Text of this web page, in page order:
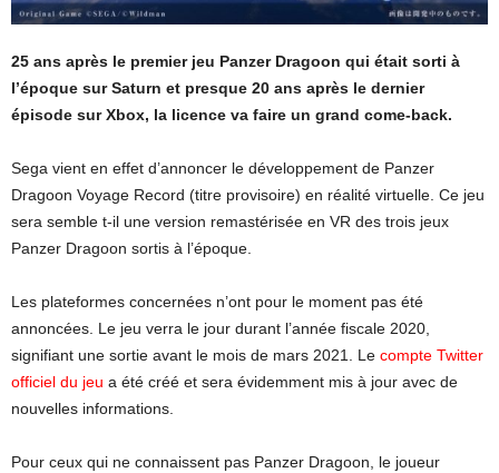
25 ans après le premier jeu Panzer Dragoon qui était sorti à
l’époque sur Saturn et presque 20 ans après le dernier
épisode sur Xbox, la licence va faire un grand come-back.
Sega vient en effet d’annoncer le développement de Panzer
Dragoon Voyage Record (titre provisoire) en réalité virtuelle. Ce jeu
sera semble t-il une version remastérisée en VR des trois jeux
Panzer Dragoon sortis à l’époque.
Les plateformes concernées n’ont pour le moment pas été
annoncées. Le jeu verra le jour durant l’année fiscale 2020,
signifiant une sortie avant le mois de mars 2021. Le compte Twitter
officiel du jeu a été créé et sera évidemment mis à jour avec de
nouvelles informations.
Pour ceux qui ne connaissent pas Panzer Dragoon, le joueur